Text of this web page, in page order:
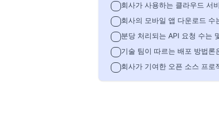
회사가 사용하는 클라우드 서
회사의 모바일 앱 다운로드 수
분당 처리되는 API 요청 수는
기술 팀이 따르는 배포 방법론
회사가 기여한 오픈 소스 프로